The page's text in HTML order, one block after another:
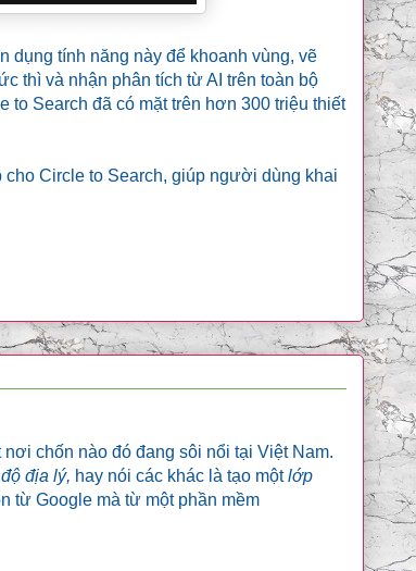
dụng tính năng này để khoanh vùng, vẽ
thì và nhận phân tích từ AI trên toàn bộ
to Search đã có mặt trên hơn 300 triệu thiết
Circle to Search, giúp người dùng khai
chốn nào đó đang sôi nổi tại Việt Nam.
địa lý, hay nói các khác là tạo mộtlớp
từ Google mà từ một phần mềm